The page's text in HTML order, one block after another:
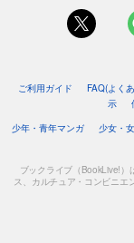
ご利用ガイド FAQ(よく
示
少年・青年マンガ
少女・
ブックライブ（BookLive!）
ス、カルチュア・コンビニエ